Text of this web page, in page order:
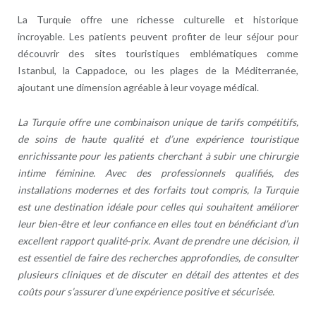
La Turquie offre une richesse culturelle et historique
incroyable. Les patients peuvent profiter de leur séjour pour
découvrir des sites touristiques emblématiques comme
Istanbul, la Cappadoce, ou les plages de la Méditerranée,
ajoutant une dimension agréable à leur voyage médical.
La Turquie offre une combinaison unique de tarifs compétitifs,
de soins de haute qualité et d’une expérience touristique
enrichissante pour les patients cherchant à subir une chirurgie
intime féminine. Avec des professionnels qualifiés, des
installations modernes et des forfaits tout compris, la Turquie
est une destination idéale pour celles qui souhaitent améliorer
leur bien-être et leur confiance en elles tout en bénéficiant d’un
excellent rapport qualité-prix. Avant de prendre une décision, il
est essentiel de faire des recherches approfondies, de consulter
plusieurs cliniques et de discuter en détail des attentes et des
coûts pour s’assurer d’une expérience positive et sécurisée.